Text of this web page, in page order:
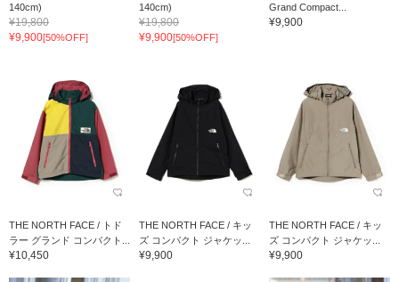
140cm)
¥19,800
¥9,900[50%OFF]
140cm)
¥19,800
¥9,900[50%OFF]
Grand Compact...
¥9,900
THE NORTH FACE / トド
ラー グランド コンパクト...
¥10,450
THE NORTH FACE / キッ
ズ コンパクト ジャケッ...
¥9,900
THE NORTH FACE / キッ
ズ コンパクト ジャケッ...
¥9,900